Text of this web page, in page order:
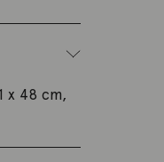
x 48 cm,